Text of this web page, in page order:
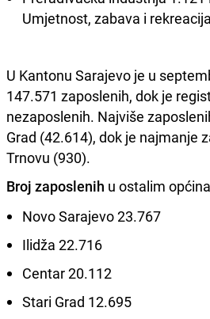
Umjetnost, zabava i
U Kantonu Sarajevo je u
147.571 zaposlenih, dok je
nezaposlenih. Najviše
Grad (42.614), dok je najmanje
Trnovu (930).
Broj zaposlenih u ostalim
Novo Sarajevo 23.767
Ilidža 22.716
Centar 20.112
Stari Grad 12.695